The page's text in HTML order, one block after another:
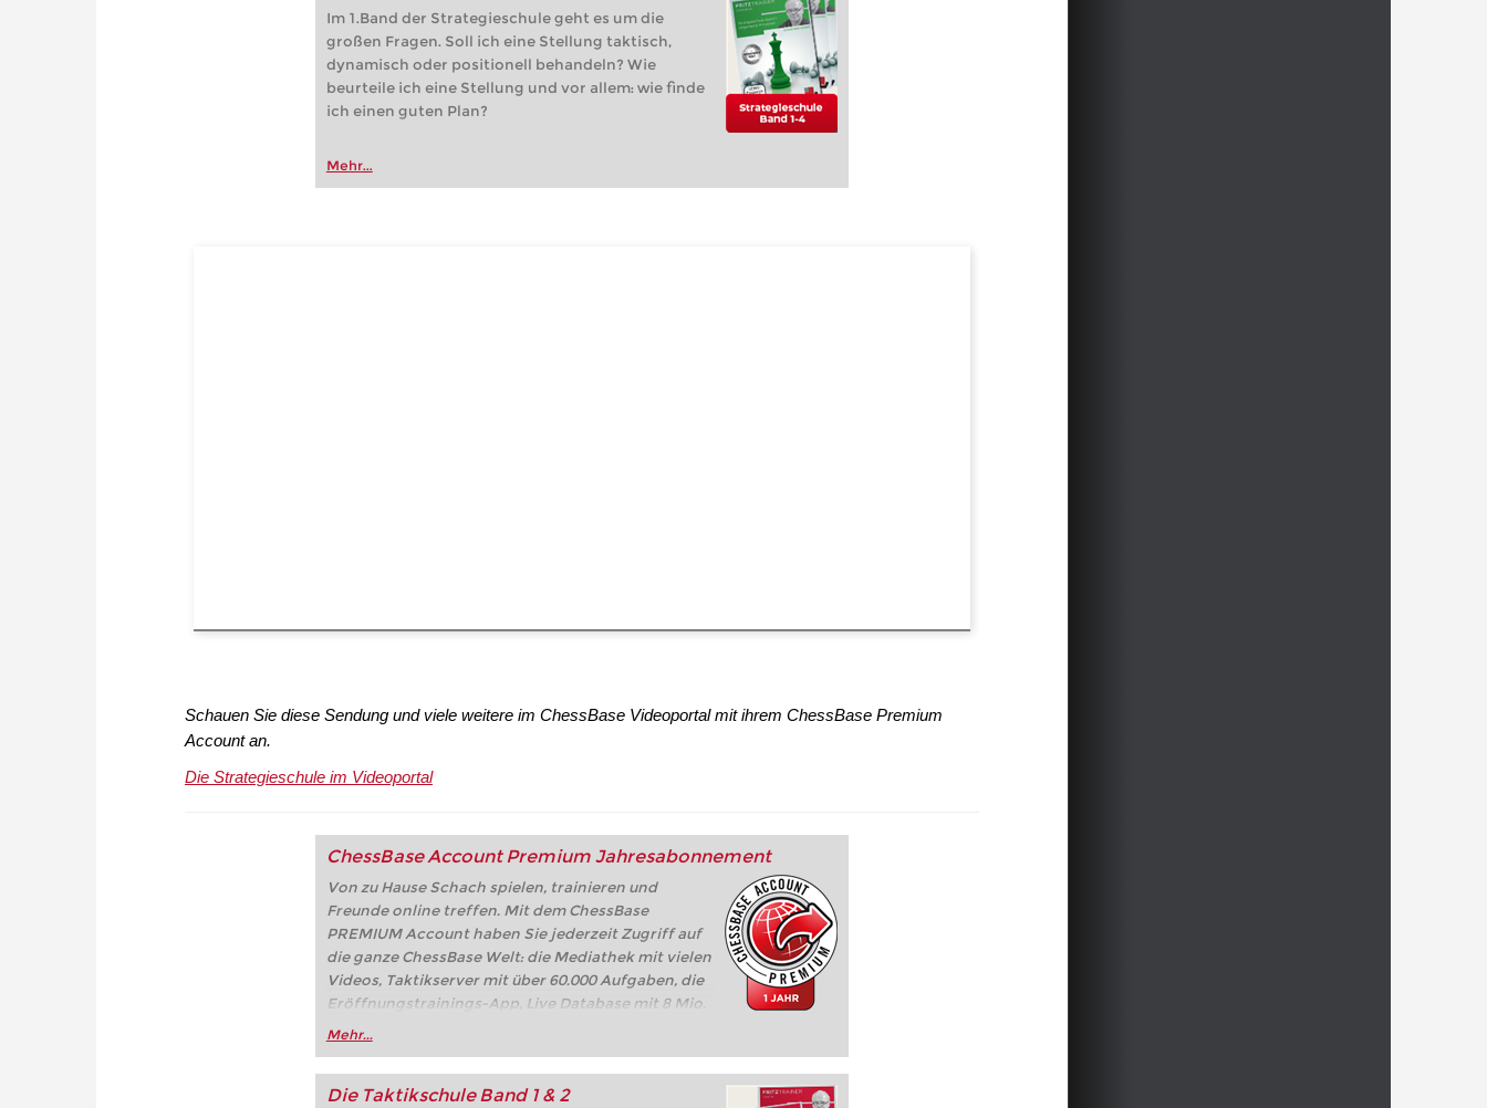
Im 1.Band der Strategieschule geht es um die
großen Fragen. Soll ich eine Stellung taktisch,
dynamisch oder positionell behandeln? Wie
beurteile ich eine Stellung und vor allem: wie finde
ich einen guten Plan?
Mehr...
Schauen Sie diese Sendung und viele weitere im ChessBase Videoportal mit ihrem ChessBase Premium
Account an.
Die Strategieschule im Videoportal
ChessBase Account Premium Jahresabonnement
Von zu Hause Schach spielen, trainieren und
Freunde online treffen. Mit dem ChessBase
PREMIUM Account haben Sie jederzeit Zugriff auf
die ganze ChessBase Welt: die Mediathek mit vielen
Videos, Taktikserver mit über 60.000 Aufgaben, die
Eröffnungstrainings-App, Live Database mit 8 Mio.
Partien, der Online-Fritz, Let's Check,
Mehr...
Die Taktikschule Band 1 & 2